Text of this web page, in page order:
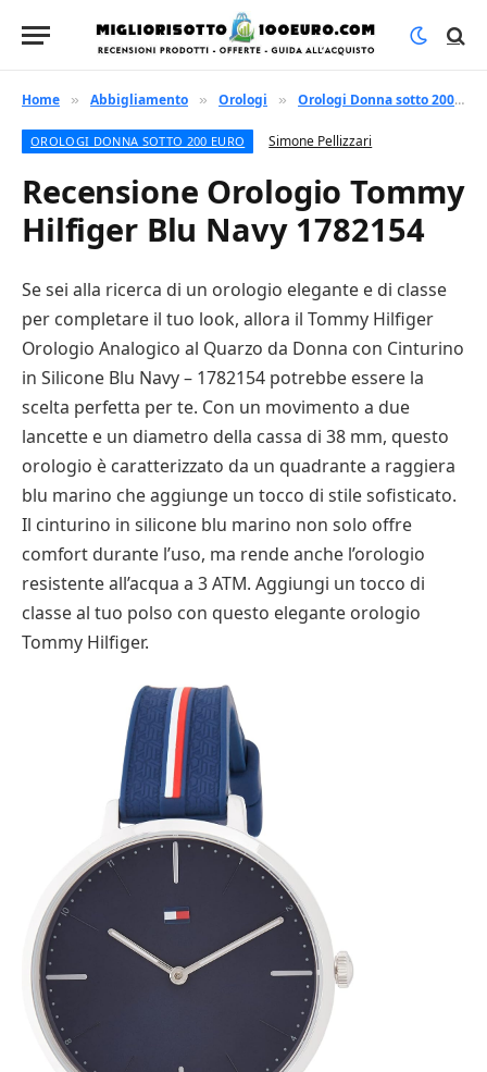
Home » Abbigliamento » Orologi » Orologi Donna sotto 200 euro
OROLOGI DONNA SOTTO 200 EURO Simone Pellizzari
Recensione Orologio Tommy
Hilfiger Blu Navy 1782154
Se sei alla ricerca di un orologio elegante e di classe
per completare il tuo look, allora il Tommy Hilfiger
Orologio Analogico al Quarzo da Donna con Cinturino
in Silicone Blu Navy – 1782154 potrebbe essere la
scelta perfetta per te. Con un movimento a due
lancette e un diametro della cassa di 38 mm, questo
orologio è caratterizzato da un quadrante a raggiera
blu marino che aggiunge un tocco di stile sofisticato.
Il cinturino in silicone blu marino non solo offre
comfort durante l’uso, ma rende anche l’orologio
resistente all’acqua a 3 ATM. Aggiungi un tocco di
classe al tuo polso con questo elegante orologio
Tommy Hilfiger.